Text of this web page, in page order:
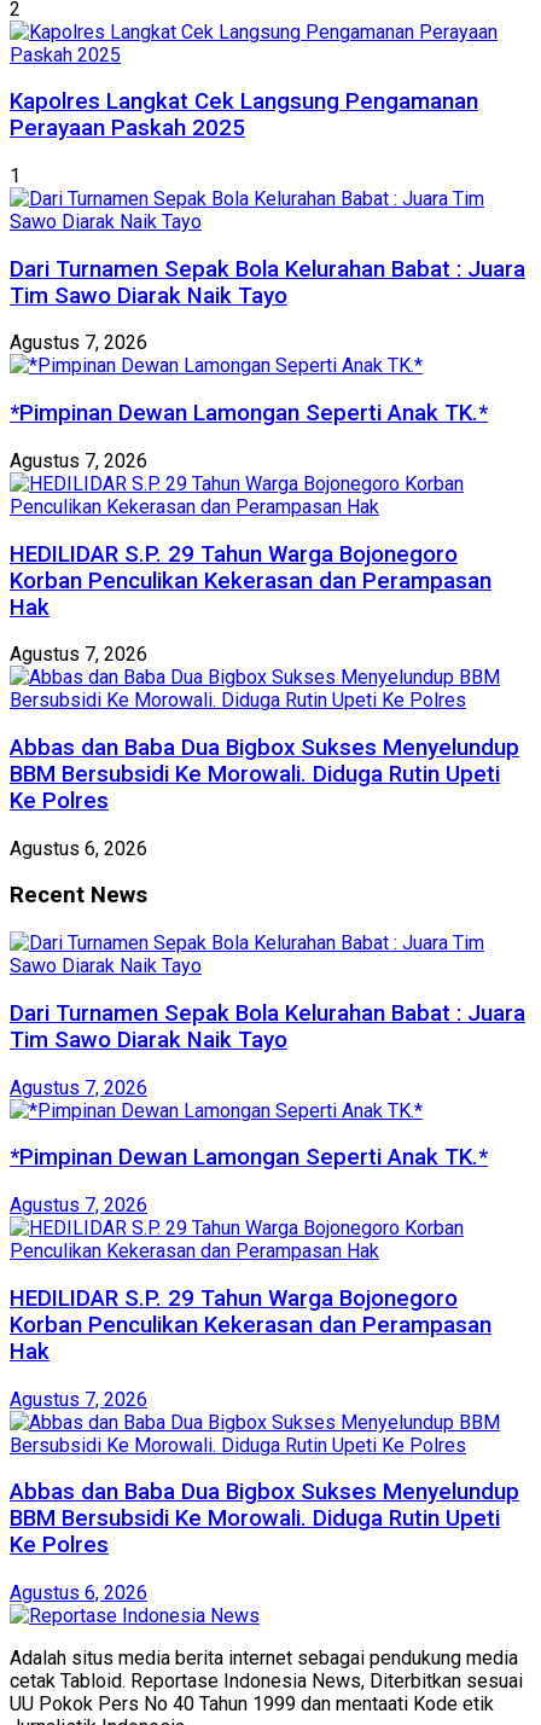
2
Kapolres Langkat Cek Langsung Pengamanan
Perayaan Paskah 2025
1
Dari Turnamen Sepak Bola Kelurahan Babat : Juara
Tim Sawo Diarak Naik Tayo
Agustus 7, 2026
*Pimpinan Dewan Lamongan Seperti Anak TK.*
Agustus 7, 2026
HEDILIDAR S.P. 29 Tahun Warga Bojonegoro
Korban Penculikan Kekerasan dan Perampasan
Hak
Agustus 7, 2026
Abbas dan Baba Dua Bigbox Sukses Menyelundup
BBM Bersubsidi Ke Morowali. Diduga Rutin Upeti
Ke Polres
Agustus 6, 2026
Recent News
Dari Turnamen Sepak Bola Kelurahan Babat : Juara
Tim Sawo Diarak Naik Tayo
Agustus 7, 2026
*Pimpinan Dewan Lamongan Seperti Anak TK.*
Agustus 7, 2026
HEDILIDAR S.P. 29 Tahun Warga Bojonegoro
Korban Penculikan Kekerasan dan Perampasan
Hak
Agustus 7, 2026
Abbas dan Baba Dua Bigbox Sukses Menyelundup
BBM Bersubsidi Ke Morowali. Diduga Rutin Upeti
Ke Polres
Agustus 6, 2026
Adalah situs media berita internet sebagai pendukung media
cetak Tabloid. Reportase Indonesia News, Diterbitkan sesuai
UU Pokok Pers No 40 Tahun 1999 dan mentaati Kode etik